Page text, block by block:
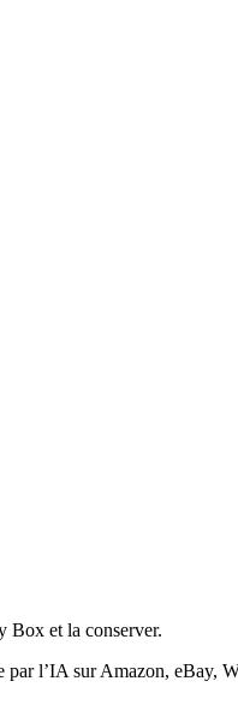
Box et la conserver.
l’IA sur Amazon, eBay,